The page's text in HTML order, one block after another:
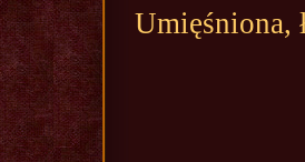
Umięśniona,